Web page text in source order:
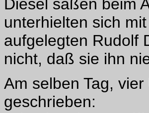
Diesel saßen beim
unterhielten sich
aufgelegten Rudolf
nicht, daß sie ihn
Am selben Tag,
geschrieben: